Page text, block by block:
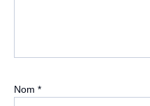
Nom *